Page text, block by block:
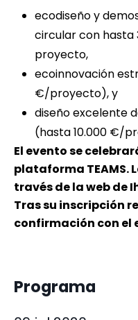
ecodiseño y
circular con hasta
proyecto,
ecoinnovación
€/proyecto), y
diseño excelente
(hasta 10.000 €/
El evento se
plataforma TEAMS.
través de la web de
Tras su inscripción
confirmación con el
Programa